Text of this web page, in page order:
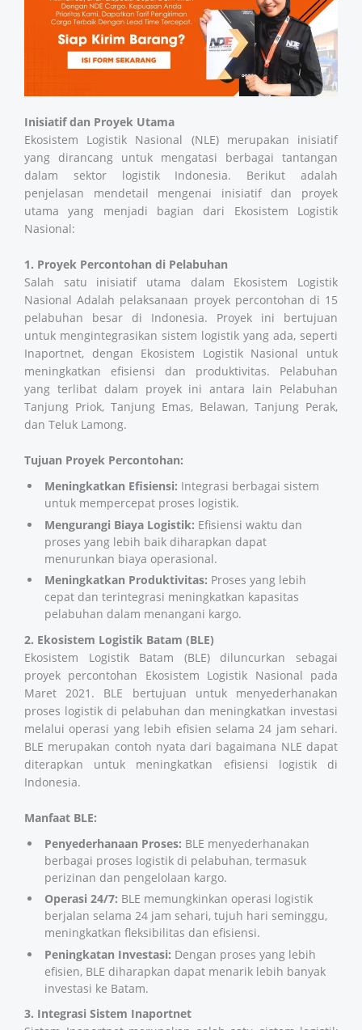
Inisiatif dan Proyek Utama
Ekosistem Logistik Nasional (NLE) merupakan inisiatif
yang dirancang untuk mengatasi berbagai tantangan
dalam sektor logistik Indonesia. Berikut adalah
penjelasan mendetail mengenai inisiatif dan proyek
utama yang menjadi bagian dari Ekosistem Logistik
Nasional:
1. Proyek Percontohan di Pelabuhan
Salah satu inisiatif utama dalam Ekosistem Logistik
Nasional Adalah pelaksanaan proyek percontohan di 15
pelabuhan besar di Indonesia. Proyek ini bertujuan
untuk mengintegrasikan sistem logistik yang ada, seperti
Inaportnet, dengan Ekosistem Logistik Nasional untuk
meningkatkan efisiensi dan produktivitas. Pelabuhan
yang terlibat dalam proyek ini antara lain Pelabuhan
Tanjung Priok, Tanjung Emas, Belawan, Tanjung Perak,
dan Teluk Lamong.
Tujuan Proyek Percontohan:
Meningkatkan Efisiensi: Integrasi berbagai sistem
untuk mempercepat proses logistik.
Mengurangi Biaya Logistik: Efisiensi waktu dan
proses yang lebih baik diharapkan dapat
menurunkan biaya operasional.
Meningkatkan Produktivitas: Proses yang lebih
cepat dan terintegrasi meningkatkan kapasitas
pelabuhan dalam menangani kargo.
2. Ekosistem Logistik Batam (BLE)
Ekosistem Logistik Batam (BLE) diluncurkan sebagai
proyek percontohan Ekosistem Logistik Nasional pada
Maret 2021. BLE bertujuan untuk menyederhanakan
proses logistik di pelabuhan dan meningkatkan investasi
melalui operasi yang lebih efisien selama 24 jam sehari.
BLE merupakan contoh nyata dari bagaimana NLE dapat
diterapkan untuk meningkatkan efisiensi logistik di
Indonesia.
Manfaat BLE:
Penyederhanaan Proses: BLE menyederhanakan
berbagai proses logistik di pelabuhan, termasuk
perizinan dan pengelolaan kargo.
Operasi 24/7: BLE memungkinkan operasi logistik
berjalan selama 24 jam sehari, tujuh hari seminggu,
meningkatkan fleksibilitas dan efisiensi.
Peningkatan Investasi: Dengan proses yang lebih
efisien, BLE diharapkan dapat menarik lebih banyak
investasi ke Batam.
3. Integrasi Sistem Inaportnet